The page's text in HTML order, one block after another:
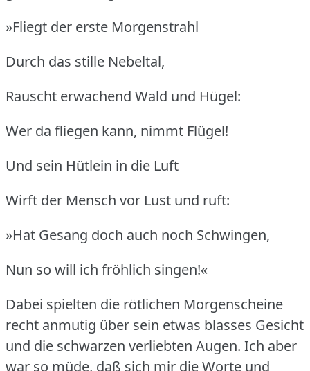
»Fliegt der erste Morgenstrahl
Durch das stille Nebeltal,
Rauscht erwachend Wald und Hügel:
Wer da fliegen kann, nimmt Flügel!
Und sein Hütlein in die Luft
Wirft der Mensch vor Lust und ruft:
»Hat Gesang doch auch noch Schwingen,
Nun so will ich fröhlich singen!«
Dabei spielten die rötlichen Morgenscheine
recht anmutig über sein etwas blasses Gesicht
und die schwarzen verliebten Augen. Ich aber
war so müde, daß sich mir die Worte und